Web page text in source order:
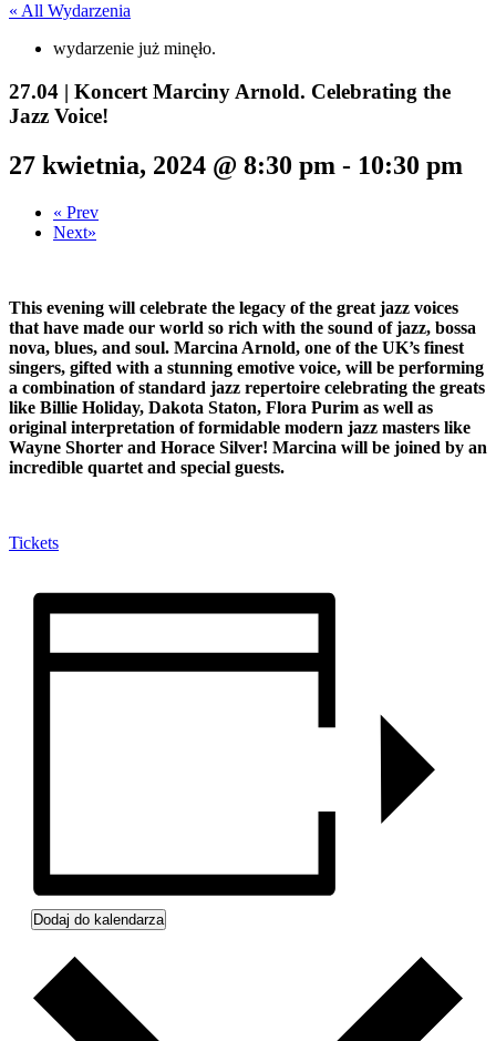
« All Wydarzenia
wydarzenie już minęło.
27.04 | Koncert Marciny Arnold. Celebrating the
Jazz Voice!
27 kwietnia, 2024 @ 8:30 pm - 10:30 pm
« Prev
Next»
This evening will celebrate the legacy of the great jazz voices
that have made our world so rich with the sound of jazz, bossa
nova, blues, and soul. Marcina Arnold, one of the UK’s finest
singers, gifted with a stunning emotive voice, will be performing
a combination of standard jazz repertoire celebrating the greats
like Billie Holiday, Dakota Staton, Flora Purim as well as
original interpretation of formidable modern jazz masters like
Wayne Shorter and Horace Silver! Marcina will be joined by an
incredible quartet and special guests.
Tickets
Dodaj do kalendarza